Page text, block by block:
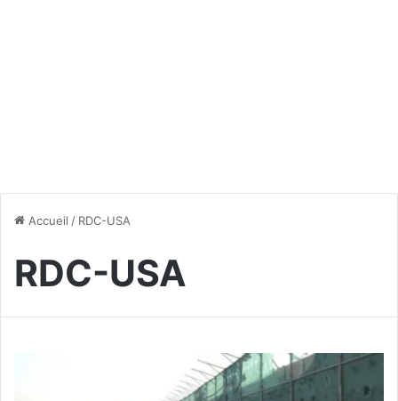
Accueil / RDC-USA
RDC-USA